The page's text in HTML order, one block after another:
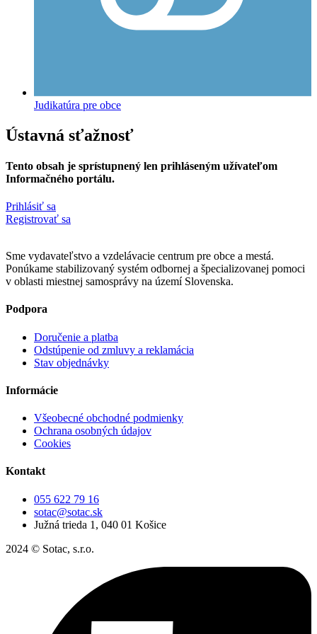
Judikatúra pre obce
Ústavná sťažnosť
Tento obsah je sprístupnený len prihláseným užívateľom
Informačného portálu.
Prihlásiť sa
Registrovať sa
Sme vydavateľstvo a vzdelávacie centrum pre obce a mestá.
Ponúkame stabilizovaný systém odbornej a špecializovanej pomoci
v oblasti miestnej samosprávy na území Slovenska.
Podpora
Doručenie a platba
Odstúpenie od zmluvy a reklamácia
Stav objednávky
Informácie
Všeobecné obchodné podmienky
Ochrana osobných údajov
Cookies
Kontakt
055 622 79 16
sotac@sotac.sk
Južná trieda 1, 040 01 Košice
2024 © Sotac, s.r.o.